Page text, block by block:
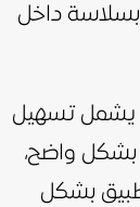
بسلاسة داخل
يشمل تسهيل
بشكل واضح،
بشكل